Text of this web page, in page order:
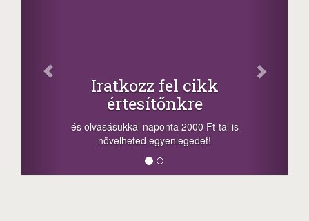
Iratkozz fel cikk
értesítőnkre
és olvasásukkal naponta 2000 Ft-tal is
növelheted egyenlegedet!